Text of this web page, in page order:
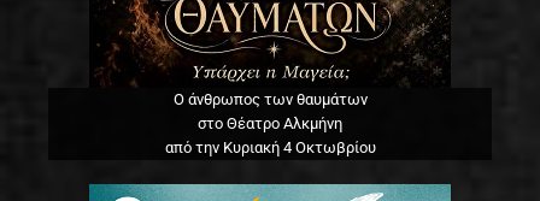
Ο άνθρωπος των θαυμάτων
στο Θέατρο Αλκμήνη
από την Κυριακή 4 Οκτωβρίου